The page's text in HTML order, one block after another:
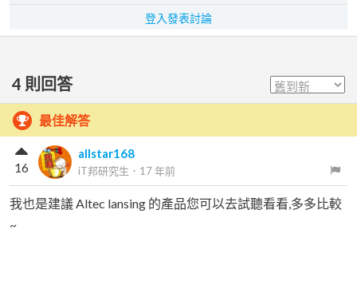
登入發表討論
4 則回答
最佳解答
allstar168
iT邦研究生 ． 17 年前
16
我也是建議 Altec lansing 的產品您可以去試聽看看,多多比較
~